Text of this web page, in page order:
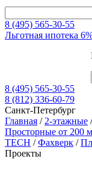
8 (495) 565-30-55
Льготная ипотека
8 (495) 565-30-55
8 (812) 336-60-79
Санкт-Петербург
Главная / 2-этажные
Просторные от 200
TECH /Фахверк /
Проекты